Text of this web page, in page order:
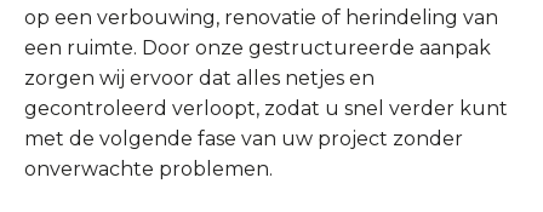
op een verbouwing, renovatie of herindeling van
een ruimte. Door onze gestructureerde aanpak
zorgen wij ervoor dat alles netjes en
gecontroleerd verloopt, zodat u snel verder kunt
met de volgende fase van uw project zonder
onverwachte problemen.